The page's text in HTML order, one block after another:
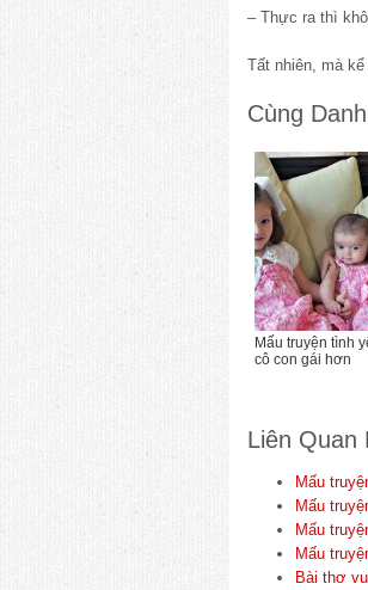
– Thực ra thì
Tất nhiên, mà
Cùng
Mấu truyện tình
cô con gái hơn
Liên Quan
Mấu
Mấu
Mấu
Mấu
Bài thơ